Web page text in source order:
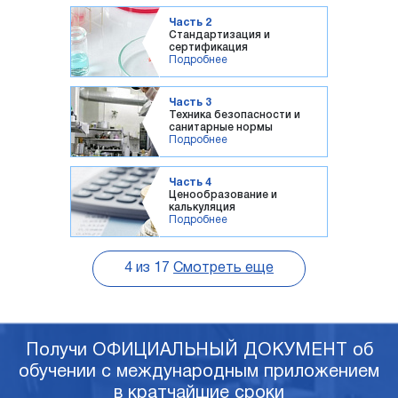
Часть 2
Стандартизация и
сертификация
Подробнее
Часть 3
Техника безопасности и
санитарные нормы
Подробнее
Часть 4
Ценообразование и
калькуляция
Подробнее
4 из 17 Смотреть еще
Получи ОФИЦИАЛЬНЫЙ ДОКУМЕНТ об
обучении с международным приложением
в кратчайшие сроки